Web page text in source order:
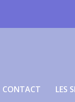
CONTACT LES